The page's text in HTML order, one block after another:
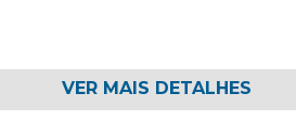
VER MAIS DETALHES